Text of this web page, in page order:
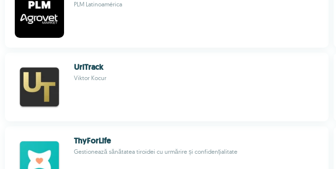
PLM Latinoamérica
UriTrack
Viktor Kocur
ThyForLife
Gestionează sănătatea tiroidei cu urmărire și confidențialitate